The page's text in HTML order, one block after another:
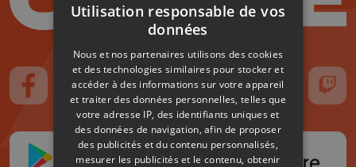
Suivez-nous sur FaceBook
Suivez-nous sur Instagram
Suivez-nous sur TikTokSuivez-nous sur YouTube
Suivez-nous
Utilisation responsable de vos
données
Nous et nos partenaires utilisons des cookies
et des technologies similaires pour stocker et
accéder à des informations sur votre appareil
et traiter des données personnelles, telles que
votre adresse IP, des identifiants uniques et
des données de navigation, afin de proposer
des publicités et du contenu personnalisés,
mesurer les publicités et le contenu, obtenir